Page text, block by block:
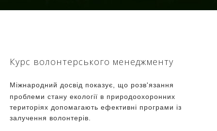
Курс волонтерського менеджменту
Міжнародний досвід показує, що розв'язання
проблеми стану екології в природоохоронних
територіях допомагають ефективні програми із
залучення волонтерів.